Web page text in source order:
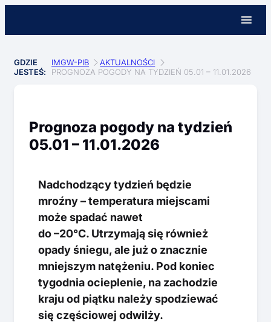
GDZIE
JESTEŚ:
IMGW-PIB
AKTUALNOŚCI
PROGNOZA POGODY NA TYDZIEŃ 05.01 – 11.01.2026
Prognoza pogody na tydzień
05.01 – 11.01.2026
Nadchodzący tydzień będzie
mroźny – temperatura miejscami
może spadać nawet
do –20°C. Utrzymają się również
opady śniegu, ale już o znacznie
mniejszym natężeniu. Pod koniec
tygodnia ocieplenie, na zachodzie
kraju od piątku należy spodziewać
się częściowej odwilży.